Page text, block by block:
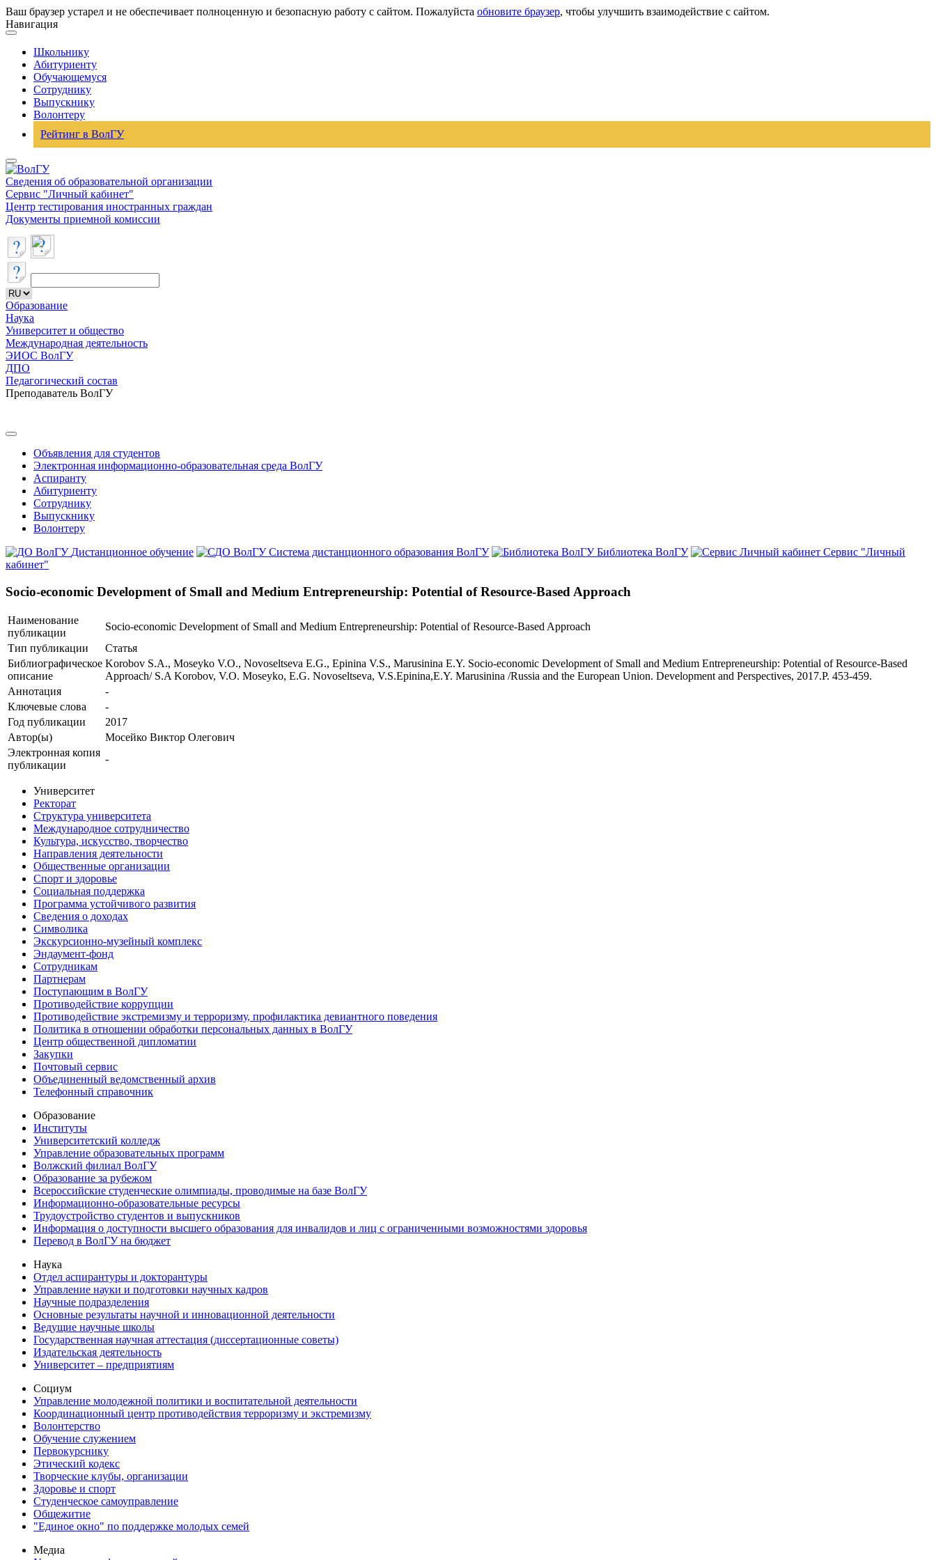
Ваш браузер устарел и не обеспечивает полноценную и безопасную работу с сайтом. Пожалуйста обновите браузер, чтобы улучшить взаимодействие с сайтом.
Навигация
Школьнику
Абитуриенту
Обучающемуся
Сотруднику
Выпускнику
Волонтеру
Рейтинг в ВолГУ
Сведения об образовательной организации
Сервис "Личный кабинет"
Центр тестирования иностранных граждан
Документы приемной комиссии
Образование
Наука
Университет и общество
Международная деятельность
ЭИОС ВолГУ
ДПО
Педагогический состав
Преподаватель ВолГУ
Объявления для студентов
Электронная информационно-образовательная среда ВолГУ
Аспиранту
Абитуриенту
Сотруднику
Выпускнику
Волонтеру
Дистанционное обучение
Система дистанционного образования ВолГУ Библиотека ВолГУ
Сервис "Личный
кабинет"
Socio-economic Development of Small and Medium Entrepreneurship: Potential of Resource-Based Approach
Наименование
публикации
Socio-economic Development of Small and Medium Entrepreneurship: Potential of Resource-Based Approach
Тип публикации
Статья
Библиографическое
описание
Korobov S.A., Moseyko V.O., Novoseltseva E.G., Epinina V.S., Marusinina E.Y. Socio-economic Development of Small and Medium Entrepreneurship: Potential of Resource-Based
Approach/ S.A Korobov, V.O. Moseyko, E.G. Novoseltseva, V.S.Epinina,E.Y. Marusinina /Russia and the European Union. Development and Perspectives, 2017.P. 453-459.
Аннотация
-
Ключевые cлова
-
Год публикации
2017
Автор(ы)
Мосейко Виктор Олегович
Электронная копия
публикации
-
Университет
Ректорат
Структура университета
Международное сотрудничество
Культура, искусство, творчество
Направления деятельности
Общественные организации
Спорт и здоровье
Социальная поддержка
Программа устойчивого развития
Сведения о доходах
Символика
Экскурсионно-музейный комплекс
Эндаумент-фонд
Сотрудникам
Партнерам
Поступающим в ВолГУ
Противодействие коррупции
Противодействие экстремизму и терроризму, профилактика девиантного поведения
Политика в отношении обработки персональных данных в ВолГУ
Центр общественной дипломатии
Закупки
Почтовый сервис
Объединенный ведомственный архив
Телефонный справочник
Образование
Институты
Университетский колледж
Управление образовательных программ
Волжский филиал ВолГУ
Образование за рубежом
Всероссийские студенческие олимпиады, проводимые на базе ВолГУ
Информационно-образовательные ресурсы
Трудоустройство студентов и выпускников
Информация о доступности высшего образования для инвалидов и лиц с ограниченными возможностями здоровья
Перевод в ВолГУ на бюджет
Наука
Отдел аспирантуры и докторантуры
Управление науки и подготовки научных кадров
Научные подразделения
Основные результаты научной и инновационной деятельности
Ведущие научные школы
Государственная научная аттестация (диссертационные советы)
Издательская деятельность
Университет – предприятиям
Социум
Управление молодежной политики и воспитательной деятельности
Координационный центр противодействия терроризму и экстремизму
Волонтерство
Обучение служением
Первокурснику
Этический кодекс
Творческие клубы, организации
Здоровье и спорт
Студенческое самоуправление
Общежитие
"Единое окно" по поддержке молодых семей
Медиа